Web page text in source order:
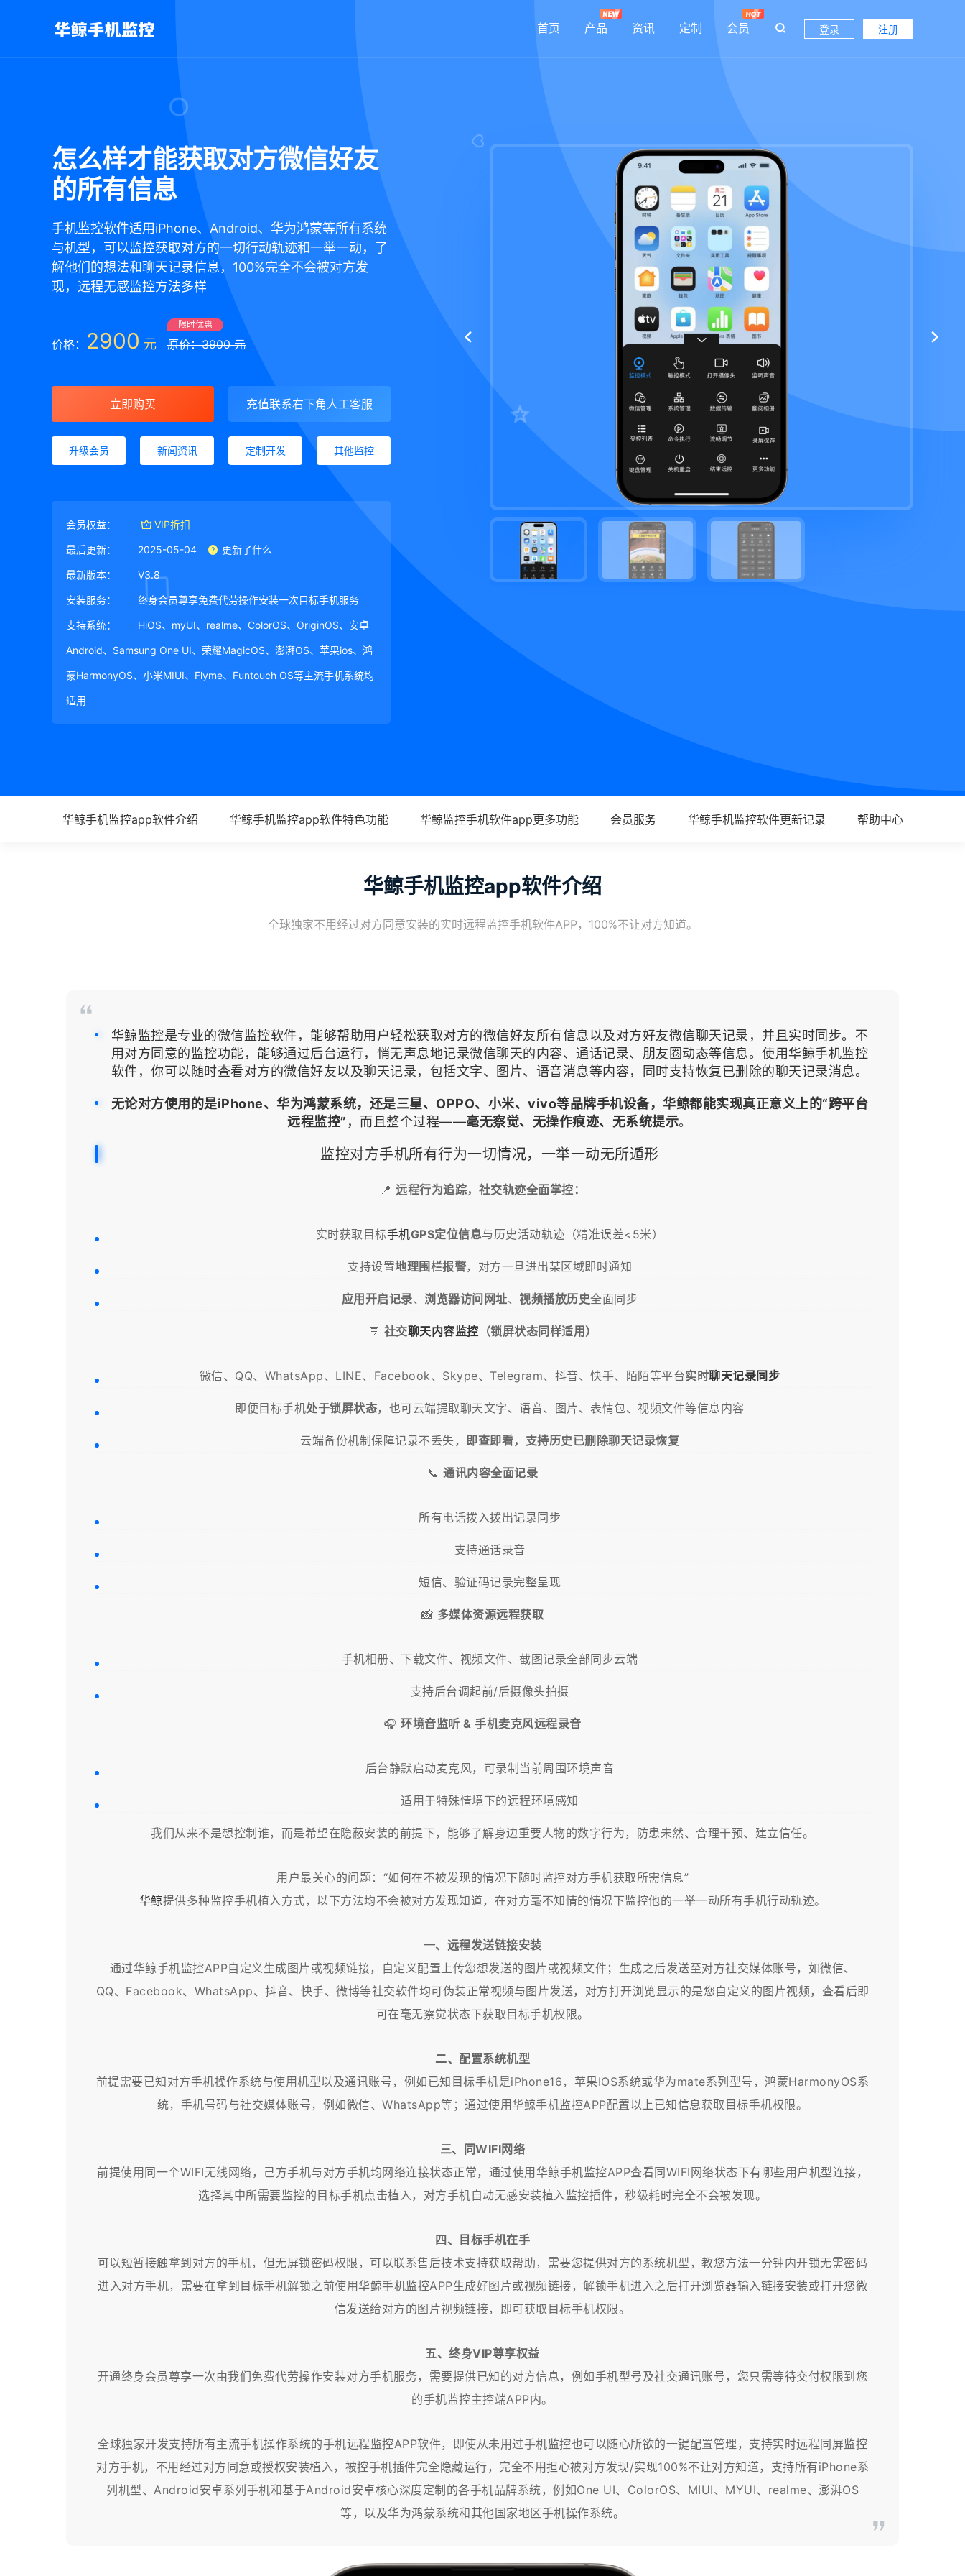
首页 产品 资讯 定制 会员 登录 注册
怎么样才能获取对方微信好友
的所有信息
手机监控软件适用iPhone、Android、华为鸿蒙等所有系统
与机型，可以监控获取对方的一切行动轨迹和一举一动，了
解他们的想法和聊天记录信息，100%完全不会被对方发
现，远程无感监控方法多样
价格： 2900 元
限时优惠
原价：3900 元
立即购买 充值联系右下角人工客服
升级会员 新闻资讯 定制开发 其他监控
会员权益： VIP折扣
最后更新： 2025-05-04 更新了什么
最新版本： V3.8
安装服务： 终身会员尊享免费代劳操作安装一次目标手机服务
支持系统： HiOS、myUI、realme、ColorOS、OriginOS、安卓
Android、Samsung One UI、荣耀MagicOS、澎湃OS、苹果ios、鸿
蒙HarmonyOS、小米MIUI、Flyme、Funtouch OS等主流手机系统均
适用
华鲸手机监控app软件介绍 华鲸手机监控app软件特色功能 华鲸监控手机软件app更多功能 会员服务 华鲸手机监控软件更新记录 帮助中心
华鲸手机监控app软件介绍
全球独家不用经过对方同意安装的实时远程监控手机软件APP，100%不让对方知道。
华鲸监控是专业的微信监控软件，能够帮助用户轻松获取对方的微信好友所有信息以及对方好友微信聊天记录，并且实时同步。 不
用对方同意的监控功能，能够通过后台运行，悄无声息地记录微信聊天的内容、通话记录、朋友圈动态等信息。使用华鲸手机监控
软件，你可以随时查看对方的微信好友以及聊天记录，包括文字、图片、语音消息等内容，同时支持恢复已删除的聊天记录消息。
无论对方使用的是iPhone、华为鸿蒙系统，还是三星、OPPO、小米、vivo等品牌手机设备，华鲸都能实现真正意义上的“跨平台
远程监控” ，而且整个过程——毫无察觉、无操作痕迹、无系统提示。
监控对方手机所有行为一切情况，一举一动无所遁形
📍 远程行为追踪，社交轨迹全面掌控：
实时获取目标手机GPS定位信息与历史活动轨迹（精准误差<5米）
支持设置地理围栏报警，对方一旦进出某区域即时通知
应用开启记录、浏览器访问网址、视频播放历史全面同步
💬 社交聊天内容监控 （锁屏状态同样适用）
微信、QQ、WhatsApp、LINE、Facebook、Skype、Telegram、抖音、快手、陌陌等平台实时聊天记录同步
即便目标手机处于锁屏状态，也可云端提取聊天文字、语音、图片、表情包、视频文件等信息内容
云端备份机制保障记录不丢失， 即查即看，支持历史已删除聊天记录恢复
📞 通讯内容全面记录
所有电话拨入拨出记录同步
支持通话录音
短信、验证码记录完整呈现
📸 多媒体资源远程获取
手机相册、下载文件、视频文件、截图记录全部同步云端
支持后台调起前/后摄像头拍摄
🎧环境音监听 & 手机麦克风远程录音
后台静默启动麦克风，可录制当前周围环境声音
适用于特殊情境下的远程环境感知
我们从来不是想控制谁，而是希望在隐蔽安装的前提下，能够了解身边重要人物的数字行为，防患未然、合理干预、建立信任。​
用户最关心的问题：“如何在不被发现的情况下随时监控对方手机获取所需信息”
华鲸提供多种监控手机植入方式，以下方法均不会被对方发现知道，在对方毫不知情的情况下监控他的一举一动所有手机行动轨迹。
一、远程发送链接安装
通过华鲸手机监控APP自定义生成图片或视频链接，自定义配置上传您想发送的图片或视频文件；生成之后发送至对方社交媒体账号，如微信、
QQ、Facebook、WhatsApp、抖音、快手、微博等社交软件均可伪装正常视频与图片发送，对方打开浏览显示的是您自定义的图片视频，查看后即
可在毫无察觉状态下获取目标手机权限。
二、配置系统机型
前提需要已知对方手机操作系统与使用机型以及通讯账号，例如已知目标手机是iPhone16，苹果IOS系统或华为mate系列型号，鸿蒙HarmonyOS系
统，手机号码与社交媒体账号，例如微信、WhatsApp等；通过使用华鲸手机监控APP配置以上已知信息获取目标手机权限。
三、同WIFI网络
前提使用同一个WIFI无线网络，己方手机与对方手机均网络连接状态正常，通过使用华鲸手机监控APP查看同WIFI网络状态下有哪些用户机型连接，
选择其中所需要监控的目标手机点击植入，对方手机自动无感安装植入监控插件，秒级耗时完全不会被发现。
四、目标手机在手
可以短暂接触拿到对方的手机，但无屏锁密码权限，可以联系售后技术支持获取帮助，需要您提供对方的系统机型，教您方法一分钟内开锁无需密码
进入对方手机，需要在拿到目标手机解锁之前使用华鲸手机监控APP生成好图片或视频链接，解锁手机进入之后打开浏览器输入链接安装或打开您微
信发送给对方的图片视频链接，即可获取目标手机权限。
五、终身VIP尊享权益
开通终身会员尊享一次由我们免费代劳操作安装对方手机服务，需要提供已知的对方信息，例如手机型号及社交通讯账号，您只需等待交付权限到您
的手机监控主控端APP内。
全球独家开发支持所有主流手机操作系统的手机远程监控APP软件，即使从未用过手机监控也可以随心所欲的一键配置管理，支持实时远程同屏监控
对方手机，不用经过对方同意或授权安装植入，被控手机插件完全隐藏运行，完全不用担心被对方发现/实现100%不让对方知道，支持所有iPhone系
列机型、Android安卓系列手机和基于Android安卓核心深度定制的各手机品牌系统，例如One UI、ColorOS、MIUI、MYUI、realme、澎湃OS
等，以及华为鸿蒙系统和其他国家地区手机操作系统。